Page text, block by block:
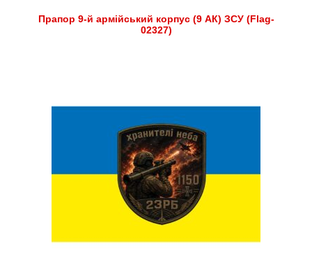
Прапор 9-й армійський корпус (9 АК) ЗСУ (Flag-
02327)